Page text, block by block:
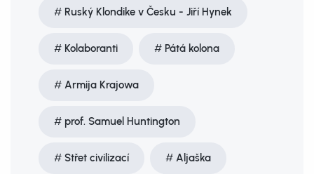
Ruský Klondike v Česku - Jiří Hynek
Kolaboranti Pátá kolona
Armija Krajowa
prof. Samuel Huntington
Střet civilizací Aljaška